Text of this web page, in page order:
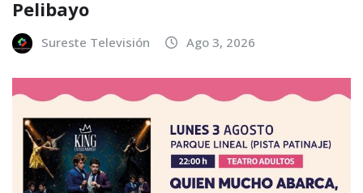
Pelibayo
Sureste Televisión Ago 3, 2026